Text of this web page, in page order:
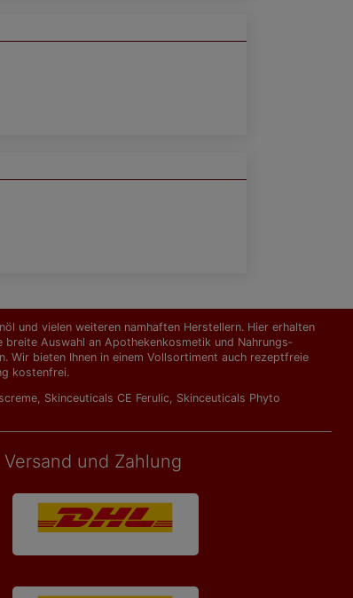
und vielen weiteren namhaften Herstellern. Hier erhalten
Auswahl an Apothekenkosmetik und Nahrungs­
Wir bieten Ihnen in einem Vollsortiment auch rezeptfreie
kostenfrei.
, Skinceuticals CE Ferulic, Skinceuticals Phyto
Versand und Zahlung